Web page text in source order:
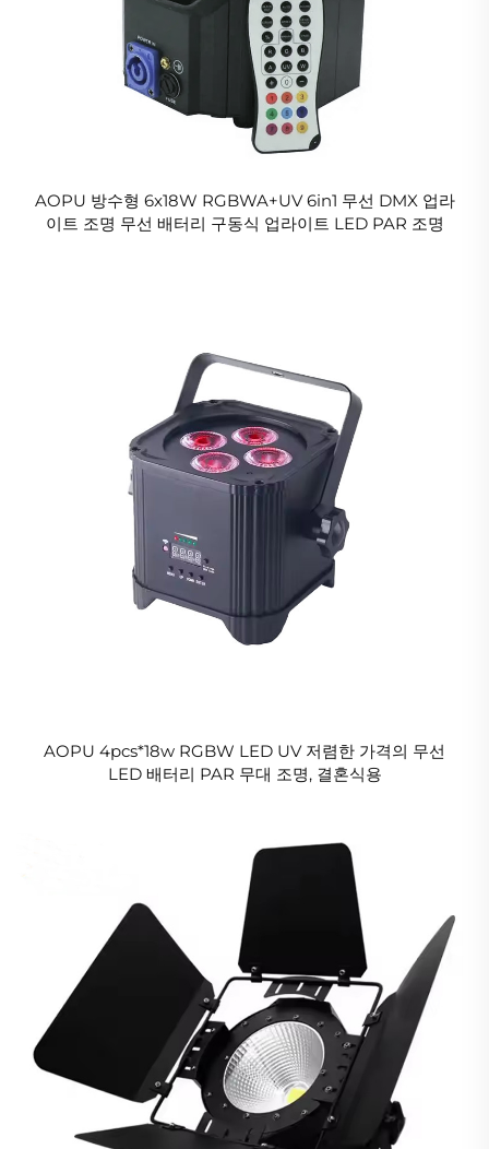
AOPU 방수형 6x18W RGBWA+UV 6in1 무선 DMX 업라
이트 조명 무선 배터리 구동식 업라이트 LED PAR 조명
AOPU 4pcs*18w RGBW LED UV 저렴한 가격의 무선
LED 배터리 PAR 무대 조명, 결혼식용